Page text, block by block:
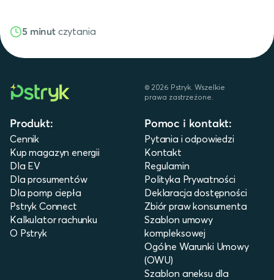
5 minutczytania
© 2026 Pstryk. Wszelkie
prawa zastrzeżone.
Produkt:
Cennik
Kup magazyn energii
Dla EV
Dla prosumentów
Dla pomp ciepła
Pstryk Connect
Kalkulator rachunku
O Pstryk
Pomoc i kontakt:
Pytania i odpowiedzi
Kontakt
Regulamin
Polityka Prywatności
Deklaracja dostępności
Zbiór praw konsumenta
Szablon umowy
kompleksowej
Ogólne Warunki Umowy
(OWU)
Szablon aneksu dla